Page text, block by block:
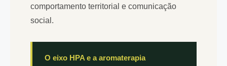
comportamento territorial e comunicação
social.
O eixo HPA e a aromaterapia